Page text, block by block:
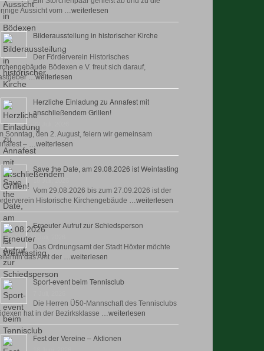
Aussicht vom …weiterlesen
Bilderausstellung in historischer Kirche
30 Juli, 2026
Der Förderverein Historisches
Bödexen e.V. freut sich darauf,
…weiterlesen
Herzliche Einladung zu Annafest mit
anschließendem Grillen!
Sonntag, den 2. August, feiern wir gemeinsam
– …weiterlesen
Save the Date, am 29.08.2026 ist Weintasting
Vom 29.08.2026 bis zum 27.09.2026 ist der
Historische Kirchengebäude …weiterlesen
Erneuter Aufruf zur Schiedsperson
8 Juli, 2026
Das Ordnungsamt der Stadt Höxter möchte
das Amt der …weiterlesen
Sport-event beim Tennisclub
Die Herren Ü50-Mannschaft des Tennisclubs
hat in der Bezirksklasse …weiterlesen
Fest der Vereine – Aktionen